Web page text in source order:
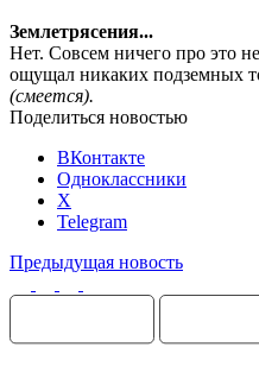
Землетрясения...
Нет. Совсем ничего про это
ощущал никаких подземных
(смеется).
Поделиться новостью
ВКонтакте
Одноклассники
X
Telegram
Предыдущая новость